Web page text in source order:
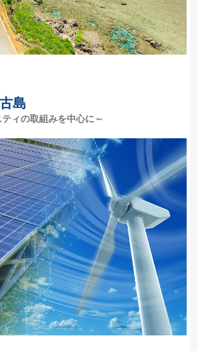
島
ィの取組みを中心に～